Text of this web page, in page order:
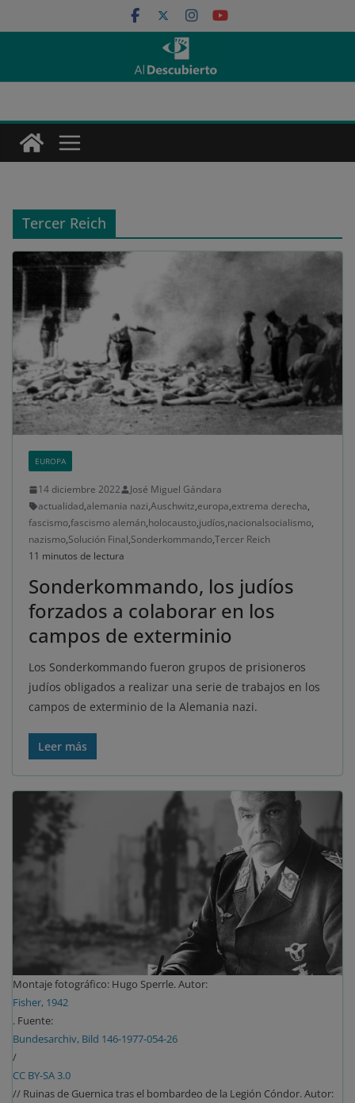
al
Tercer Reich
EUROPA
14 diciembre 2022
José Miguel Gándara
actualidad,alemania nazi,Auschwitz,europa,extrema derecha,
fascismo,fascismo alemán,holocausto,judíos,nacionalsocialismo,
nazismo,Solución Final,Sonderkommando,Tercer Reich
11 minutos de lectura
Sonderkommando, los judíos
forzados a colaborar en los
campos de exterminio
Los Sonderkommando fueron grupos de prisioneros
judíos obligados a realizar una serie de trabajos en los
campos de exterminio de la Alemania nazi.
Leer más
Montaje fotográfico: Hugo Sperrle. Autor:
Fisher, 1942
. Fuente:
Bundesarchiv, Bild 146-1977-054-26
/
CC BY-SA 3.0
// Ruinas de Guernica tras el bombardeo de la Legión Cóndor. Autor: